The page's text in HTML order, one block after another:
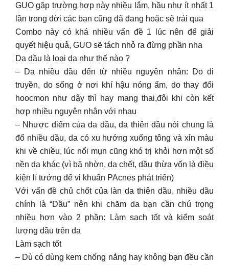
GUO gặp trường hợp này nhiều lắm, hầu như ít nhất 1
lần trong đời các bạn cũng đã đang hoặc sẽ trải qua
Combo này có khá nhiều vấn đề 1 lúc nên để giải
quyết hiệu quả, GUO sẽ tách nhỏ ra đừng phần nha
Da dầu là loại da như thế nào ?
– Da nhiều dầu đến từ nhiều nguyên nhân: Do di
truyền, do sống ở nơi khí hậu nóng ẩm, do thay đổi
hoocmon như dậy thì hay mang thai,đôi khi còn kết
hợp nhiều nguyên nhân với nhau
– Nhược điểm của da dầu, da thiên dầu nói chung là
đổ nhiều dầu, da có xu hướng xuống tông và xỉn màu
khi về chiều, lúc nổi mụn cũng khó trị khỏi hơn một số
nền da khác (vì bã nhờn, da chết, dầu thừa vốn là điều
kiện lí tưởng để vi khuẩn PAcnes phát triển)
Với vấn đề chủ chốt của làn da thiên dầu, nhiều dầu
chính là “Dầu” nên khi chăm da bạn cần chú trọng
nhiều hơn vào 2 phần: Làm sạch tốt và kiểm soát
lượng dầu trên da
Làm sạch tốt
– Dù có dùng kem chống nắng hay không bạn đều cần